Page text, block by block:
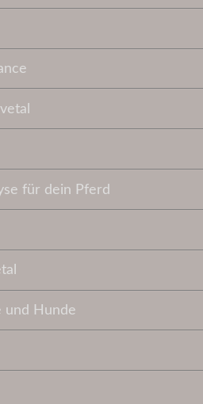
für dein Pferd
und Hunde